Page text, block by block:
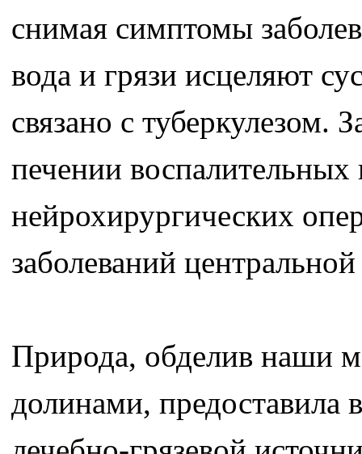
снимая симптомы
вода и грязи исцеляют
связано с туберкулезом.
печении воспалительных
нейрохирургических
заболеваний
Природа, обделив наши
долинами,